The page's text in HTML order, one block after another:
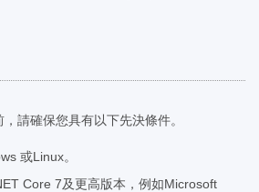
請確保您具有以下先決條件。
或Linux。
Core 7及更高版本，例如Microsoft